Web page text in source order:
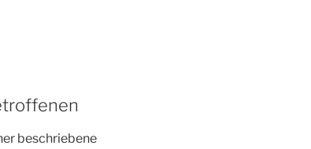
beschriebene